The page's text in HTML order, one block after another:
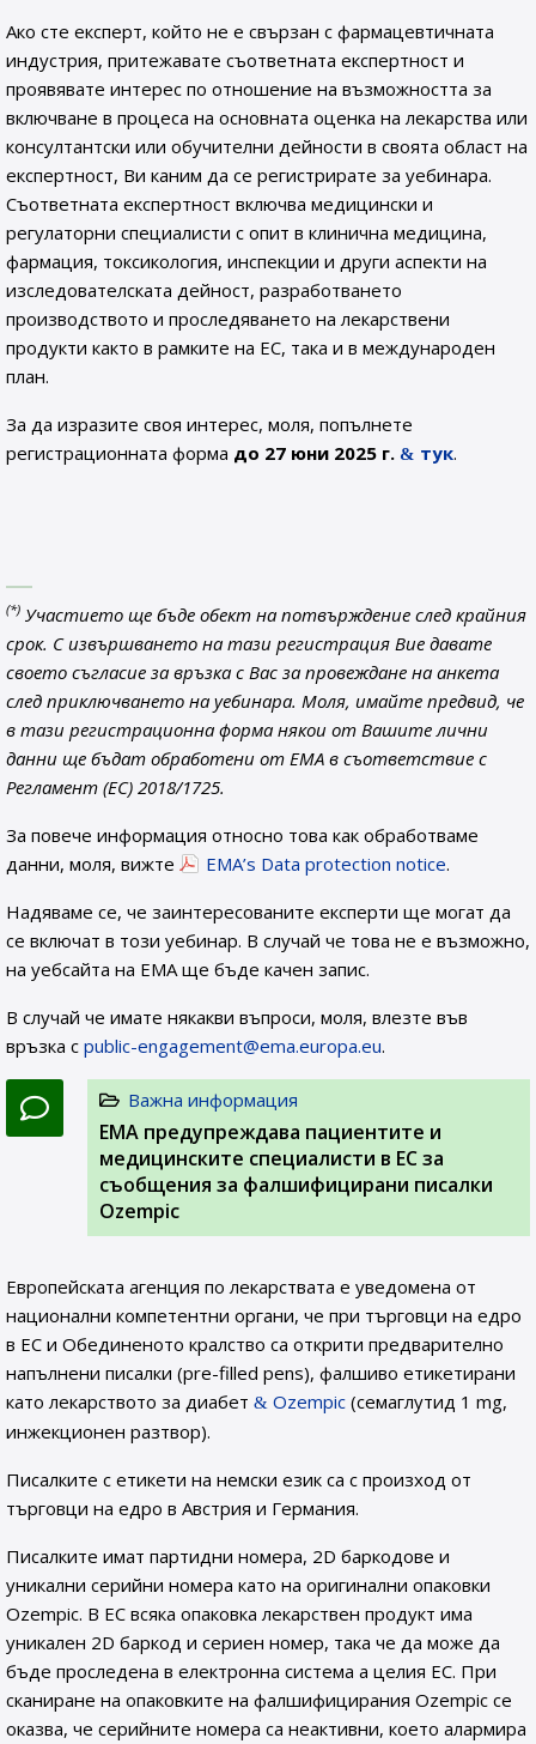
Ако сте експерт, който не е свързан с фармацевтичната
индустрия, притежавате съответната експертност и
проявявате интерес по отношение на възможността за
включване в процеса на основната оценка на лекарства или
консултантски или обучителни дейности в своята област на
експертност, Ви каним да се регистрирате за уебинара.
Съответната експертност включва медицински и
регулаторни специалисти с опит в клинична медицина,
фармация, токсикология, инспекции и други аспекти на
изследователската дейност, разработването
производството и проследяването на лекарствени
продукти както в рамките на ЕС, така и в международен
план.
За да изразите своя интерес, моля, попълнете
регистрационната форма до 27 юни 2025 г. тук.
(*) Участието ще бъде обект на потвърждение след крайния
срок. С извършването на тази регистрация Вие давате
своето съгласие за връзка с Вас за провеждане на анкета
след приключването на уебинара. Моля, имайте предвид, че
в тази регистрационна форма някои от Вашите лични
данни ще бъдат обработени от EMA в съответствие с
Регламент (ЕС) 2018/1725.
За повече информация относно това как обработваме
данни, моля, вижте
EMA’s Data protection notice.
Надяваме се, че заинтересованите експерти ще могат да
се включат в този уебинар. В случай че това не е възможно,
на уебсайта на ЕМА ще бъде качен запис.
В случай че имате някакви въпроси, моля, влезте във
връзка с public-engagement@ema.europa.eu.
Важна информация
EMA предупреждава пациентите и
медицинските специалисти в ЕС за
съобщения за фалшифицирани писалки
Ozempic
Европейската агенция по лекарствата е уведомена от
национални компетентни органи, че при търговци на едро
в ЕС и Обединеното кралство са открити предварително
напълнени писалки (pre-filled pens), фалшиво етикетирани
като лекарството за диабет
Ozempic (семаглутид 1 mg,
инжекционен разтвор).
Писалките с етикети на немски език са с произход от
търговци на едро в Австрия и Германия.
Писалките имат партидни номера, 2D баркодове и
уникални серийни номера като на оригинални опаковки
Ozempic. В ЕС всяка опаковка лекарствен продукт има
уникален 2D баркод и сериен номер, така че да може да
бъде проследена в електронна система а целия ЕС. При
сканиране на опаковките на фалшифицирания Ozempic се
оказва, че серийните номера са неактивни, което алармира